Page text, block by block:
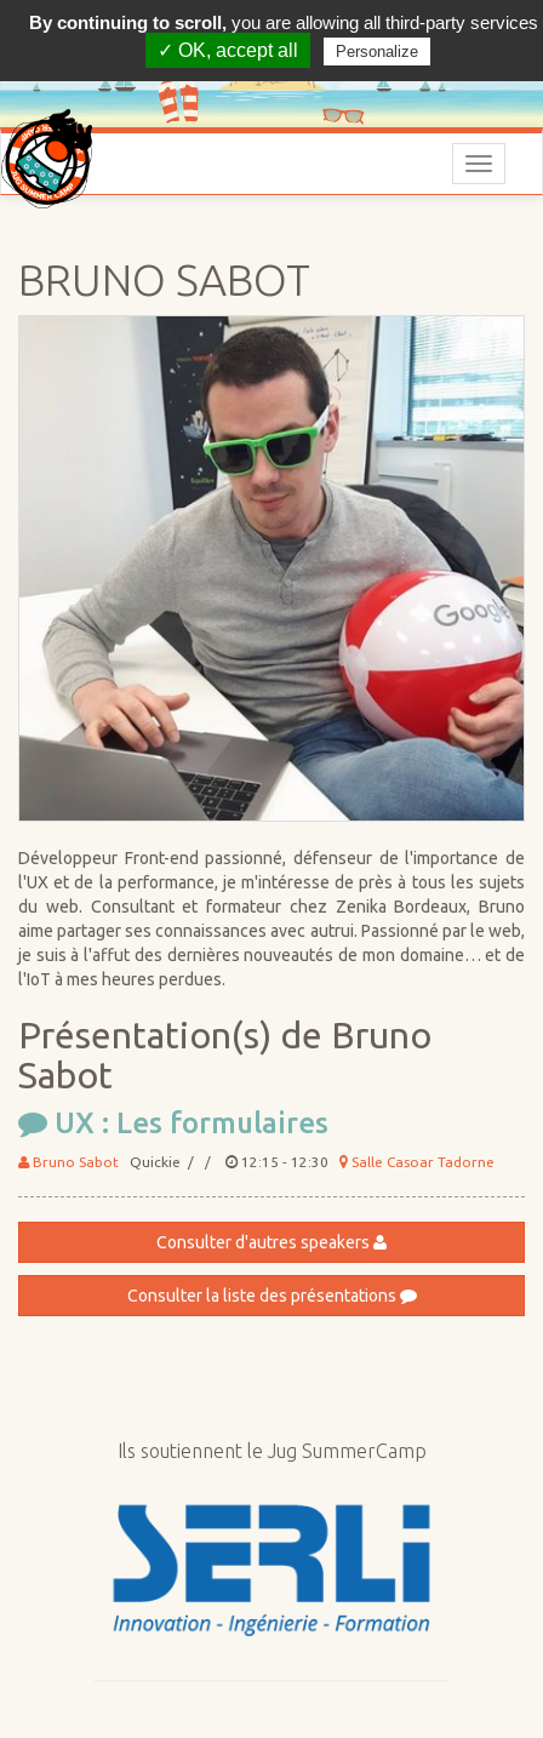
Menu
BRUNO SABOT
Développeur Front-end passionné, défenseur de l'importance de
l'UX et de la performance, je m'intéresse de près à tous les sujets
du web. Consultant et formateur chez Zenika Bordeaux, Bruno
aime partager ses connaissances avec autrui. Passionné par le web,
je suis à l'affut des dernières nouveautés de mon domaine… et de
l'IoT à mes heures perdues.
Présentation(s) de Bruno
Sabot
UX : Les formulaires
Bruno Sabot Quickie / / 12:15 - 12:30 Salle Casoar Tadorne
Consulter d'autres speakers
Consulter la liste des présentations
Ils soutiennent le Jug SummerCamp
By continuing to scroll, you are allowing all third-party services
✓ OK, accept all
Personalize